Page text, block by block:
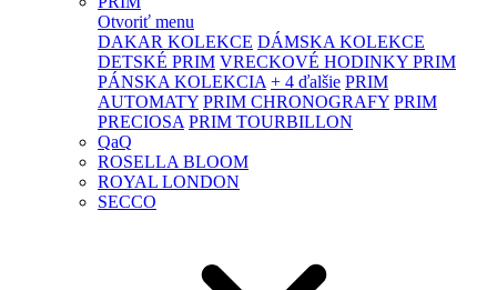
Otvoriť menu
DAKAR KOLEKCE DÁMSKA KOLEKCE
DETSKÉ PRIM VRECKOVÉ HODINKY PRIM
PÁNSKA KOLEKCIA + 4 ďalšie PRIM
AUTOMATY PRIM CHRONOGRAFY PRIM
PRECIOSA PRIM TOURBILLON
QaQ
ROSELLA BLOOM
ROYAL LONDON
SECCO